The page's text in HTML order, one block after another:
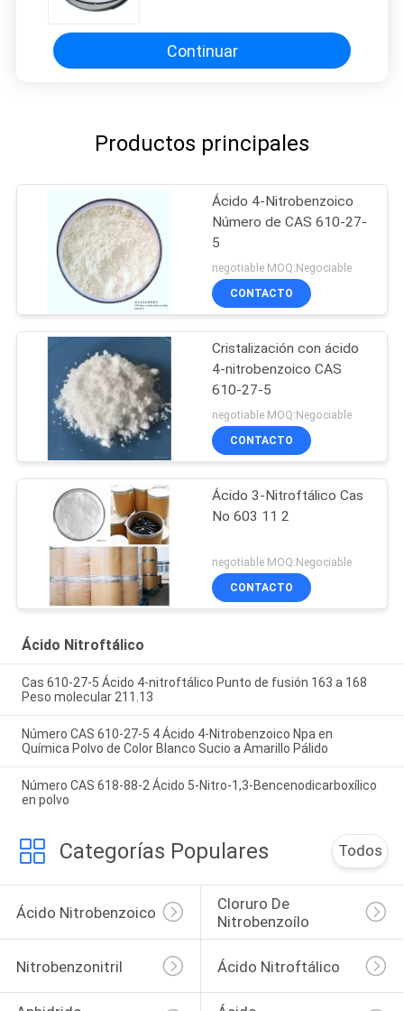
Continuar
Productos principales
Ácido 4-Nitrobenzoico
Número de CAS 610-27-
5
negotiable MOQ:Negociable
CONTACTO
Cristalización con ácido
4-nitrobenzoico CAS
610-27-5
negotiable MOQ:Negociable
CONTACTO
Ácido 3-Nitroftálico Cas
No 603 11 2
negotiable MOQ:Negociable
CONTACTO
Ácido Nitroftálico
Cas 610-27-5 Ácido 4-nitroftálico Punto de fusión 163 a 168
Peso molecular 211.13
Número CAS 610-27-5 4 Ácido 4-Nitrobenzoico Npa en
Química Polvo de Color Blanco Sucio a Amarillo Pálido
Número CAS 618-88-2 Ácido 5-Nitro-1,3-Bencenodicarboxílico
en polvo
Categorías Populares Todos
Ácido Nitrobenzoico
Cloruro De
Nitrobenzoílo
Nitrobenzonitril Ácido Nitroftálico